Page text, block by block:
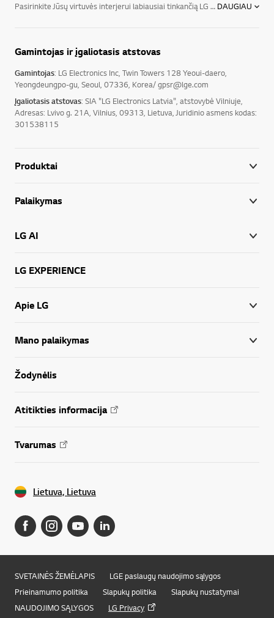
Pasirinkite Jūsų virtuvės interjerui labiausiai tinkančią LG mikrobangų krosnelę. Mūsų asortimente rasite platų korpuso spalvų, valdymo skydelio dizaino, mikrobangų krosnelės dydžių pasirinkimą. Rinkdamiesi LG mikrobangų krosnelę atsižvelkite į Jums reikalingą mikrobangų galingumą. Tai pat siūlome ypač platų funkcijų pasirinkimą, kuris padės dar efektyviau paruošti Jūsų pasirinktą maistą.Mes rūpinamės, kad naudojimasis mūsų įrangą Jums būtų kuo patogesnis ir malonesnis. Todėl LG mikrobangų krosnelėse naudojame naująją EasyClean® dangą, kuri padės lengvai išvalyti mikrobangų krosnelę be jokių papildomų cheminių priemonių. LG mikrobangų krosnelėse yra ir kitų labai svarbių funkcijų, kurios padės patogiau paruošti Jūsų mėgstamą patiekalą.Mes žinome, kad LG mikrobangų krosnelė taps svarbiausiu įrenginiu kiekvienoje virtuvėje. DAUGIAU
Gamintojas ir įgaliotasis atstovas
Gamintojas: LG Electronics Inc, Twin Towers 128 Yeoui-daero,
Yeongdeungpo-gu, Seoul, 07336, Korea/ gpsr@lge.com
Įgaliotasis atstovas: SIA "LG Electronics Latvia", atstovybė Vilniuje,
Adresas: Lvivo g. 21A, Vilnius, 09313, Lietuva, Juridinio asmens kodas:
301538115
Produktai
Palaikymas
LG AI
LG EXPERIENCE
Apie LG
Mano palaikymas
Žodynėlis
Atitikties informacija
Tvarumas
Lietuva, Lietuva
SVETAINĖS ŽEMĖLAPIS
LGE paslaugų naudojimo sąlygos
Prieinamumo politika
Slapukų politika
Slapukų nustatymai
NAUDOJIMO SĄLYGOS
LG Privacy
Online Chat